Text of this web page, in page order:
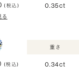
(税込)
る
0.35ct
(税込)
重さ
0.34ct